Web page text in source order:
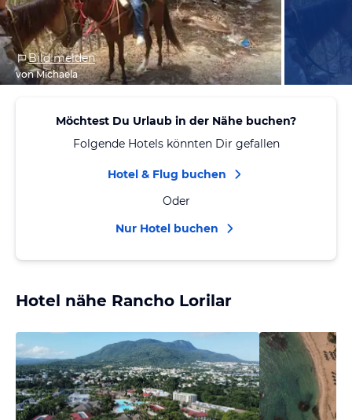
Bild melden
von Michaela
Möchtest Du Urlaub in der Nähe buchen?
Folgende Hotels könnten Dir gefallen
Hotel & Flug buchen
Oder
Nur Hotel buchen
Hotel nähe Rancho Lorilar